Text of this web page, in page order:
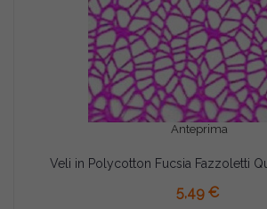
Anteprima
5,49 €